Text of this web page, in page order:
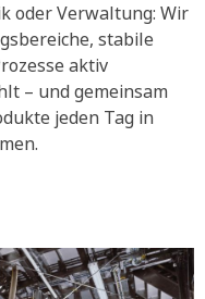
oder Verwaltung: Wir
stabile
aktiv
– und gemeinsam
jeden Tag in